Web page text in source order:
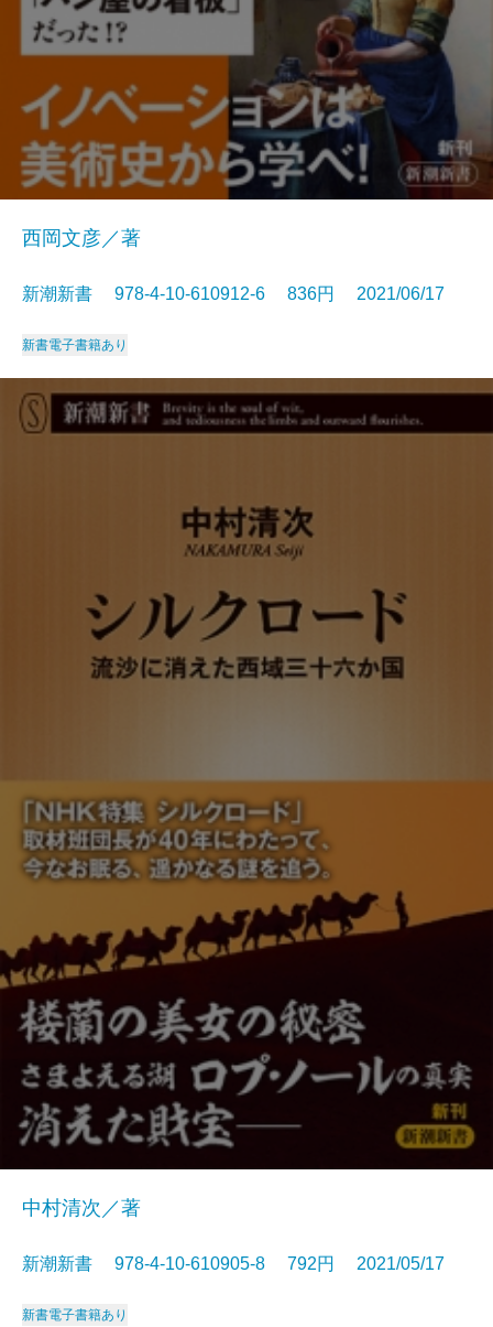
西岡文彦／著
新潮新書 978-4-10-610912-6 836円 2021/06/17
新書電子書籍あり
中村清次／著
新潮新書 978-4-10-610905-8 792円 2021/05/17
新書電子書籍あり